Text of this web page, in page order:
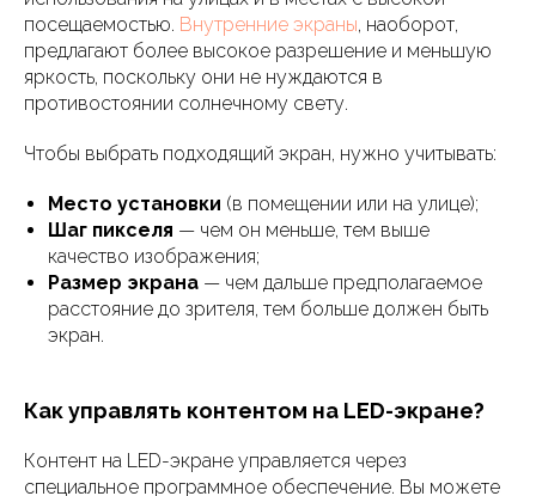
посещаемостью. Внутренние экраны, наоборот,
предлагают более высокое разрешение и меньшую
яркость, поскольку они не нуждаются в
противостоянии солнечному свету.
Чтобы выбрать подходящий экран, нужно учитывать:
Место установки (в помещении или на улице);
Шаг пикселя — чем он меньше, тем выше
качество изображения;
Размер экрана — чем дальше предполагаемое
расстояние до зрителя, тем больше должен быть
экран.
Как управлять контентом на LED-экране?
Контент на LED-экране управляется через
специальное программное обеспечение. Вы можете